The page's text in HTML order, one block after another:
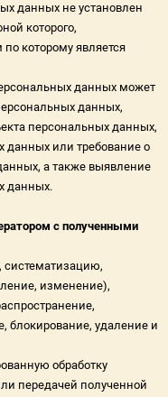
данных не установлен
которого,
которому является
данных может
данных,
персональных данных,
данных или требование о
а также выявление
данных.
с полученными
систематизацию,
изменение),
блокирование, удаление и
обработку
передачей полученной